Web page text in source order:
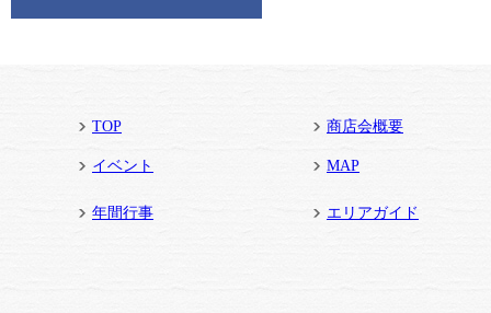
TOP 商店会概要
イベント MAP
年間行事 エリアガイド